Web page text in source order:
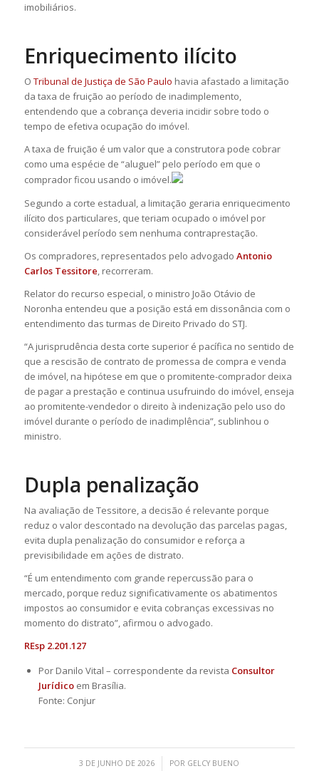
imobiliários.
Enriquecimento ilícito
O Tribunal de Justiça de São Paulo havia afastado a limitação
da taxa de fruição ao período de inadimplemento,
entendendo que a cobrança deveria incidir sobre todo o
tempo de efetiva ocupação do imóvel.
A taxa de fruição é um valor que a construtora pode cobrar
como uma espécie de “aluguel” pelo período em que o
comprador ficou usando o imóvel.
Segundo a corte estadual, a limitação geraria enriquecimento
ilícito dos particulares, que teriam ocupado o imóvel por
considerável período sem nenhuma contraprestação.
Os compradores, representados pelo advogado Antonio
Carlos Tessitore , recorreram.
Relator do recurso especial, o ministro João Otávio de
Noronha entendeu que a posição está em dissonância com o
entendimento das turmas de Direito Privado do STJ.
“A jurisprudência desta corte superior é pacífica no sentido de
que a rescisão de contrato de promessa de compra e venda
de imóvel, na hipótese em que o promitente-comprador deixa
de pagar a prestação e continua usufruindo do imóvel, enseja
ao promitente-vendedor o direito à indenização pelo uso do
imóvel durante o período de inadimplência”, sublinhou o
ministro.
Dupla penalização
Na avaliação de Tessitore, a decisão é relevante porque
reduz o valor descontado na devolução das parcelas pagas,
evita dupla penalização do consumidor e reforça a
previsibilidade em ações de distrato.
“É um entendimento com grande repercussão para o
mercado, porque reduz significativamente os abatimentos
impostos ao consumidor e evita cobranças excessivas no
momento do distrato”, afirmou o advogado.
REsp 2.201.127
Por Danilo Vital – correspondente da revista Consultor
Jurídicoem Brasília.
Fonte: Conjur
3 DE JUNHO DE 2026
/ POR GELCY BUENO